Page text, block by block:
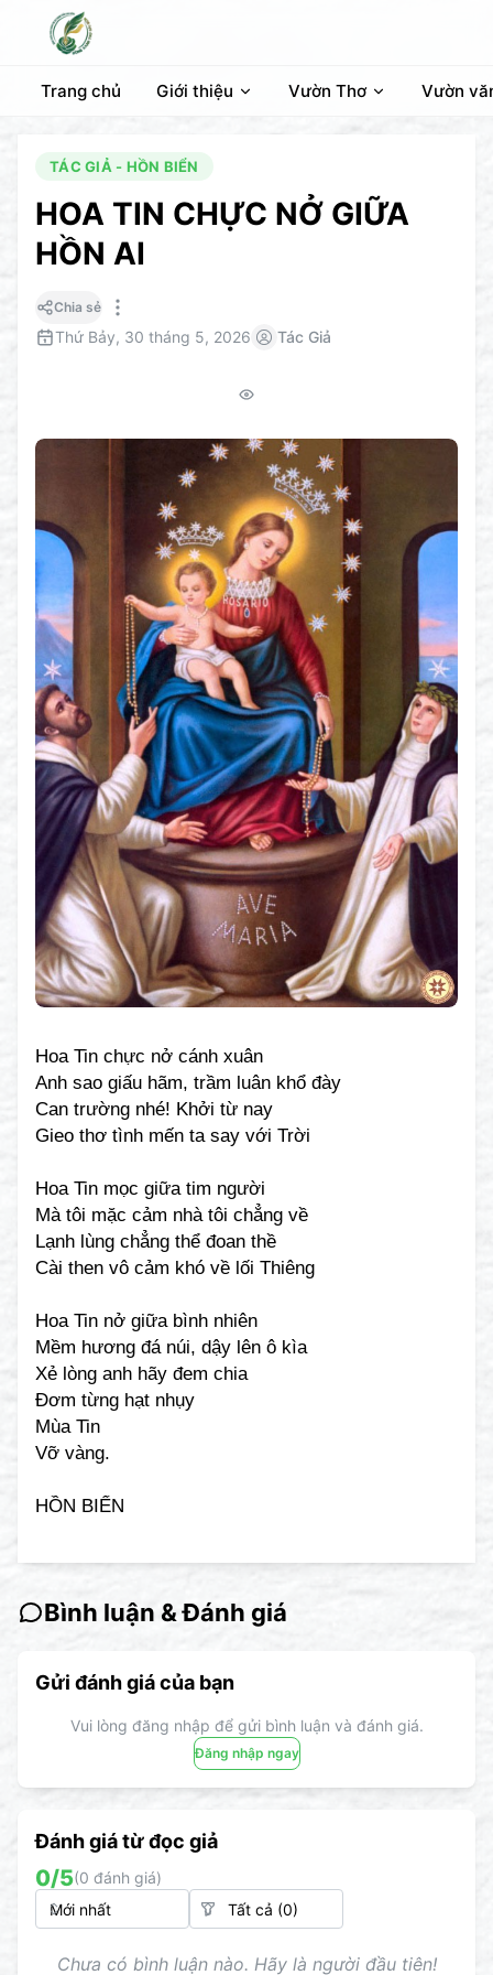
Trang chủ Giới thiệu Vườn Thơ Vườn
TÁC GIẢ - HỒN BIỂN
HOA TIN CHỰC NỞ GIỮA
HỒN AI
Chia sẻ
Thứ Bảy, 30 tháng 5, 2026 Tác Giả
Hoa Tin chực nở cánh xuân
Anh sao giấu hãm, trầm luân khổ đày
Can trường nhé! Khởi từ nay
Gieo thơ tình mến ta say với Trời
Hoa Tin mọc giữa tim người
Mà tôi mặc cảm nhà tôi chẳng về
Lạnh lùng chẳng thể đoan thề
Cài then vô cảm khó về lối Thiêng
Hoa Tin nở giữa bình nhiên
Mềm hương đá núi, dậy lên ô kìa
Xẻ lòng anh hãy đem chia
Đơm từng hạt nhụy
Mùa Tin
Vỡ vàng.
HỒN BIỂN
Bình luận & Đánh giá
Gửi đánh giá của bạn
Vui lòng đăng nhập để gửi bình luận và đánh giá.
Đăng nhập ngay
Đánh giá từ đọc giả
0/5(0 đánh giá)
Chưa có bình luận nào. Hãy là người đầu tiên!